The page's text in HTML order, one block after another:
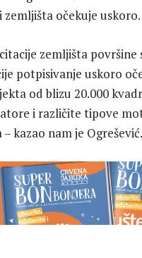
očekuje uskoro.
zemljišta
potpisivanje uskoro
od blizu 20.000
i različite tipove
kazao nam je Ogrešević.